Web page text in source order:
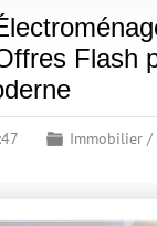
Flash
Immobilier /